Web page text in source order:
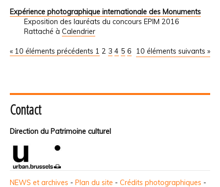
Expérience photographique internationale des Monuments
Exposition des lauréats du concours EPIM 2016
Rattaché à Calendrier
« 10 éléments précédents 10 éléments suivants »
1 2 3 4 5 6
Contact
Direction du Patrimoine culturel
NEWS et archives - Plan du site - Crédits photographiques -